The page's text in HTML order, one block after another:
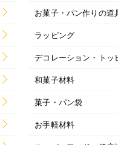
お菓子・パン作りの道
ラッピング
デコレーション・トッ
和菓子材料
菓子・パン袋
お手軽材料